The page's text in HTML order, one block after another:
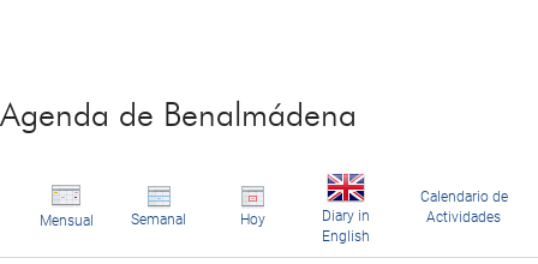
Agenda de Benalmádena
Mensual Semanal Hoy
Diary in
English
Calendario de
Actividades